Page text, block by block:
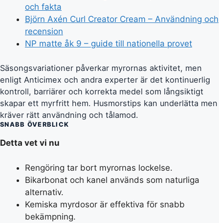
och fakta
Björn Axén Curl Creator Cream – Användning och
recension
NP matte åk 9 – guide till nationella provet
Säsongsvariationer påverkar myrornas aktivitet, men
enligt Anticimex och andra experter är det kontinuerlig
kontroll, barriärer och korrekta medel som långsiktigt
skapar ett myrfritt hem. Husmorstips kan underlätta men
kräver rätt användning och tålamod.
SNABB ÖVERBLICK
Detta vet vi nu
Rengöring tar bort myrornas lockelse.
Bikarbonat och kanel används som naturliga
alternativ.
Kemiska myrdosor är effektiva för snabb
bekämpning.